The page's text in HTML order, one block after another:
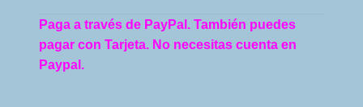
Paga a través de PayPal. También puedes
pagar con Tarjeta. No necesitas cuenta en
Paypal.